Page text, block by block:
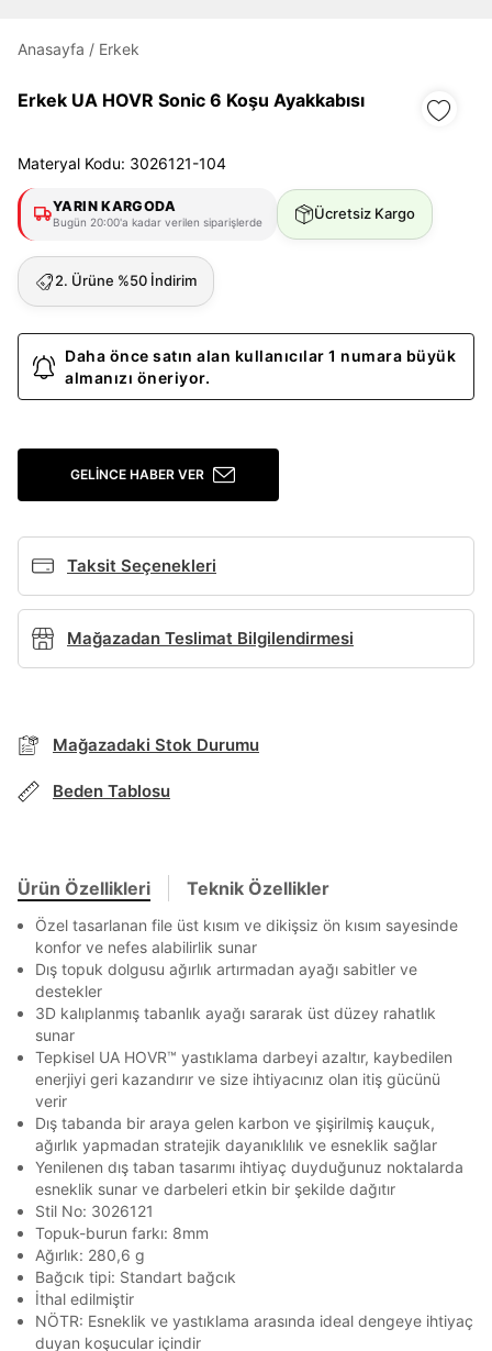
Anasayfa / Erkek
Erkek UA HOVR Sonic 6 Koşu Ayakkabısı
Materyal Kodu: 3026121-104
YARIN KARGODA
Bugün 20:00'a kadar verilen siparişlerde Ücretsiz Kargo
2. Ürüne %50 İndirim
Daha önce satın alan kullanıcılar 1 numara büyük
almanızı öneriyor.
GELINCE HABER VER
Taksit Seçenekleri
TAKSİT SEÇENEKLERİ
İşbankası
Akbank Axess
Ziraat Bankası Ziraat Bankası 4
QNB QNB 4
AnadoluBank World 3
Kapat
Mağazadan Teslimat Bilgilendirmesi
Mağazadaki Stok Durumu
Beden Tablosu
Ürün Özellikleri Teknik Özellikler
Özel tasarlanan file üst kısım ve dikişsiz ön kısım sayesinde
konfor ve nefes alabilirlik sunar
Dış topuk dolgusu ağırlık artırmadan ayağı sabitler ve
destekler
3D kalıplanmış tabanlık ayağı sararak üst düzey rahatlık
sunar
Tepkisel UA HOVR™ yastıklama darbeyi azaltır, kaybedilen
enerjiyi geri kazandırır ve size ihtiyacınız olan itiş gücünü
verir
Dış tabanda bir araya gelen karbon ve şişirilmiş kauçuk,
ağırlık yapmadan stratejik dayanıklılık ve esneklik sağlar
Yenilenen dış taban tasarımı ihtiyaç duyduğunuz noktalarda
esneklik sunar ve darbeleri etkin bir şekilde dağıtır
Stil No: 3026121
Topuk-burun farkı: 8mm
Ağırlık: 280,6 g
Bağcık tipi: Standart bağcık
İthal edilmiştir
NÖTR: Esneklik ve yastıklama arasında ideal dengeye ihtiyaç
duyan koşucular içindir
Beden Seçin
Kapat
Stok Bildirimi
Ürün stoklara geldiğindemail adresinize
Kapat
Term Of Use
Kapat
ipsum
Kapat
aşağıdaki bilgileri giriniz.
E-posta Adresi *
Sipariş Numaranız *
Sorgula
Giriş Yap Kayıt Ol
Beni Hatırla Şifremi Unuttum
Şifre*
En az 8 karakter
Bir küçük harf karakter
Bir rakam
En az 1 özel karakter
Aşağıdakileri okudum ve kabul ediyorum:
Kişisel verileriniz
Aydınlatma Metni
Hüküm ve Koşullar
uyarınca işlenecektir. Kişisel verilerimin Doğuş
Perakende Satış Giyim ve Aksesuar Ticaret A.Ş.
tarafından ticari elektronik ileti gönderilmesi amacıyla
Sms
E-mail
Çağrı Merkezi / Arama
Kişisel verilerimin Doğuş Perakende Satış Giyim ve
Aksesuar Ticaret A.Ş. bünyesinde yer alan
markalara ait ürünlerin bana özel pazarlanması ve
Doğuş Grubu şirketlerinde bulunan pazarlama
verilerimin kişiselleştirilmiş reklamcılık faaliyeti
amacıyla işlenmesini kabul ediyorum.
sn
SMS Onay Kodu
Bilgilerinizi güncellemek için lütfen telefonunuza SMS
ile gelen kodu girerek telefon numaranızı doğrulayın.
GÖNDER
sn
SMS Onay Kodu
Bilgilerinizi güncellemek için lütfen telefonunuza SMS
ile gelen kodu girerek telefon numaranızı doğrulayın.
GÖNDER